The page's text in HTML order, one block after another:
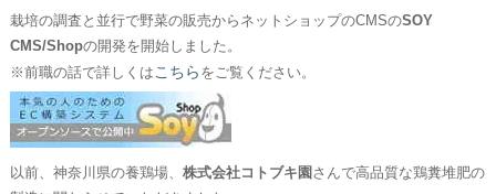
栽培の調査と並行で野菜の販売からネットショップのCMSのSOY
CMS/Shopの開発を開始しました。
※前職の話で詳しくはこちら をご覧ください。
以前、神奈川県の養鶏場、 株式会社コトブキ園 さんで高品質な鶏糞堆肥の